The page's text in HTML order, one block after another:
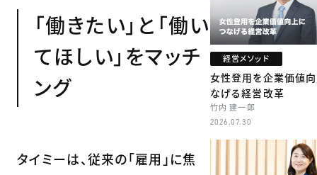
「働きたい」と「働い
てほしい」をマッチ
ング
タイミーは、従来の「雇用」に焦
経営メソッド
女性登用を企業価値
なげる経営改革
竹内 建一郎
2026.07.30